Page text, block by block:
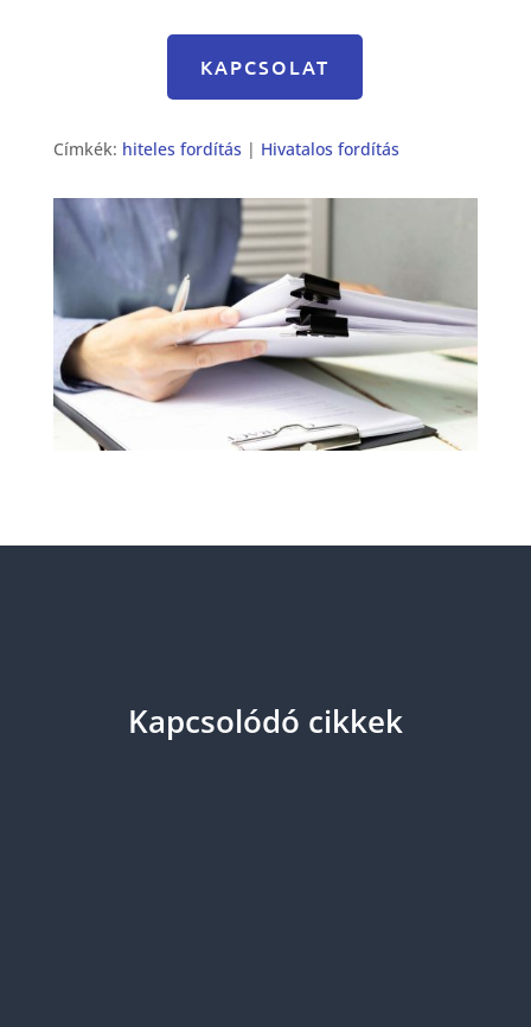
KAPCSOLAT
Címkék: hiteles fordítás | Hivatalos fordítás
Kapcsolódó cikkek